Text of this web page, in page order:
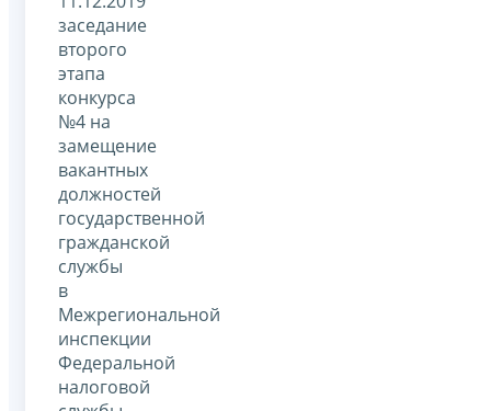
заседание
второго
этапа
конкурса
№4 на
замещение
вакантных
должностей
государственной
гражданской
службы
в
Межрегиональной
инспекции
Федеральной
налоговой